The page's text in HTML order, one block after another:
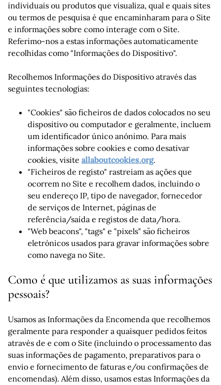
individuais ou produtos que visualiza, qual e quais sites
ou termos de pesquisa é que encaminharam para o Site
e informações sobre como interage com o Site.
Referimo-nos a estas informações automaticamente
recolhidas como "Informações do Dispositivo".
Recolhemos Informações do Dispositivo através das
seguintes tecnologias:
"Cookies" são ficheiros de dados colocados no seu
dispositivo ou computador e geralmente, incluem
um identificador único anónimo. Para mais
informações sobre cookies e como desativar
cookies, visite allaboutcookies.org.
"Ficheiros de registo" rastreiam as ações que
ocorrem no Site e recolhem dados, incluindo o
seu endereço IP, tipo de navegador, fornecedor
de serviços de Internet, páginas de
referência/saída e registos de data/hora.
"Web beacons", "tags" e "pixels" são ficheiros
eletrónicos usados para gravar informações sobre
como navega no Site.
Como é que utilizamos as suas informações
pessoais?
Usamos as Informações da Encomenda que recolhemos
geralmente para responder a quaisquer pedidos feitos
através de e com o Site (incluindo o processamento das
suas informações de pagamento, preparativos para o
envio e fornecimento de faturas e/ou confirmações de
encomendas). Além disso, usamos estas Informações da